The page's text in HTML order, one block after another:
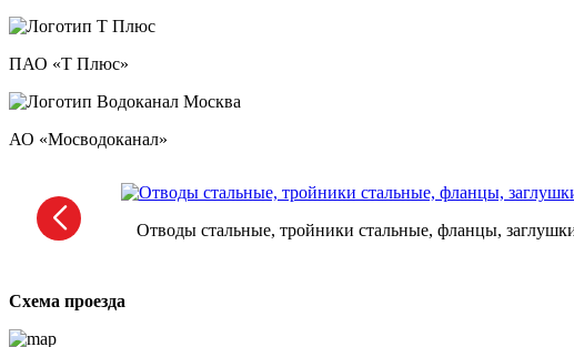
ПАО «Т Плюс»
АО «Мосводоканал»
Отводы стальные, тройники стальные, фланцы,
Схема проезда